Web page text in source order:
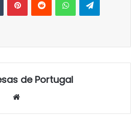
de Portugal